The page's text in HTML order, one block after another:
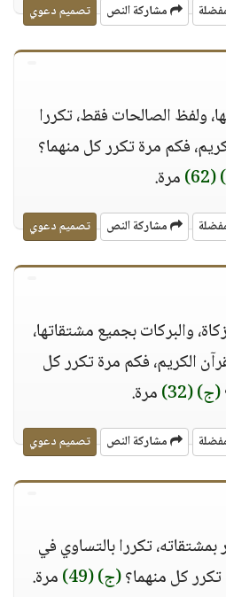
مشاركة النص تصميم دعوي
ولفظ الصالحات فقط، تكررا
فكم مرة تكرر كل منهما؟
(62) مرة.
مشاركة النص تصميم دعوي
والبركات بجميع مشتقاتها،
الكريم، فكم مرة تكرر كل
(ج)(32) مرة.
مشاركة النص تصميم دعوي
بمشتقاته، تكررا بالتساوي في
تكرر كل منهما؟(ج)(49) مرة.